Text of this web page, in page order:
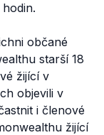
občané
starší 18
žijící v
objevili v
i členové
žijící